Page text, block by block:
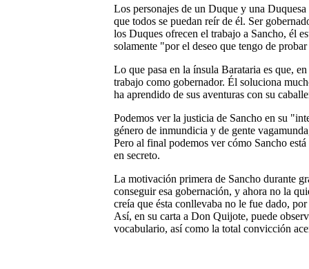
Los personajes de un Duque y una
que todos se puedan reír de él. Ser
los Duques ofrecen el trabajo a Sancho, él
solamente "por el deseo que tengo de
Lo que pasa en la ínsula Barataria es que,
trabajo como gobernador. Él soluciona
ha aprendido de sus aventuras con su
Podemos ver la justicia de Sancho en su
género de inmundicia y de gente
Pero al final podemos ver cómo Sancho
en secreto.
La motivación primera de Sancho durante
conseguir esa gobernación, y ahora no la
creía que ésta conllevaba no le fue dado,
Así, en su carta a Don Quijote, puede
vocabulario, así como la total convicción